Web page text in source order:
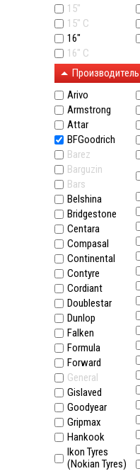
15"
15" C
16"
16" C
Производитель
Arivo
Armstrong
Attar
BFGoodrich
Barez
Barguzin
Bars
Belshina
Bridgestone
Centara
Compasal
Continental
Contyre
Cordiant
Doublestar
Dunlop
Falken
Formula
Forward
General
Gislaved
Goodyear
Gripmax
Hankook
Ikon Tyres
(Nokian Tyres)